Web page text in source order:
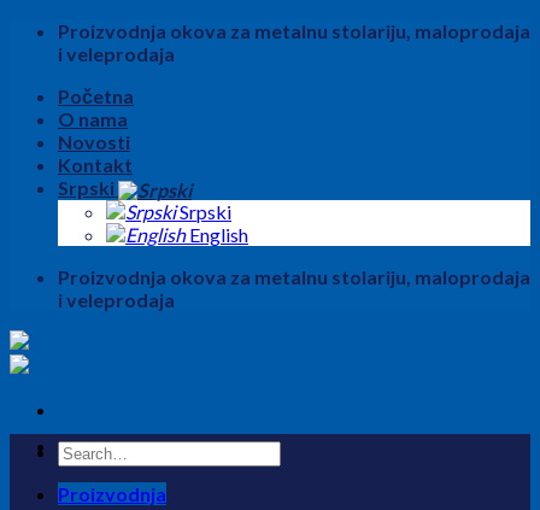
Skip
Proizvodnja okova za metalnu stolariju, maloprodaja
i veleprodaja
Početna
O nama
Novosti
Kontakt
Srpski
Srpski
English
Proizvodnja okova za metalnu stolariju, maloprodaja
i veleprodaja
Search
for:
Proizvodnja